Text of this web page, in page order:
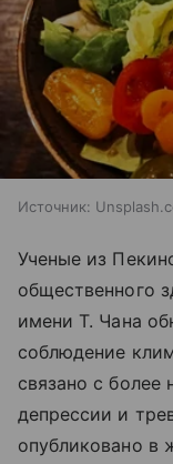
Источник:
Ученые из
общественного
имени Т. Чана
соблюдение
связано с более
депрессии и
опубликовано в